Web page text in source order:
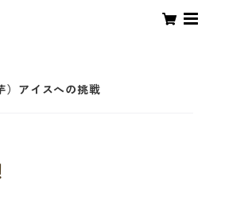
）アイスへの挑戦